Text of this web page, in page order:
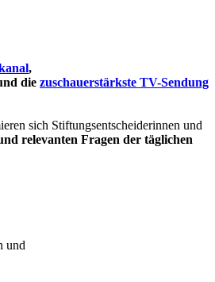
,
die zuschauerstärkste TV-Sendung
sich Stiftungsentscheiderinnen und
relevanten Fragen der täglichen
und